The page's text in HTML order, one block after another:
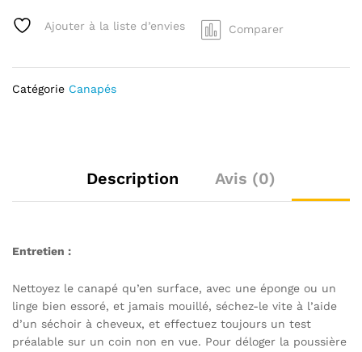
Ajouter à la liste d’envies Comparer
Catégorie Canapés
Description Avis (0)
Entretien :
Nettoyez le canapé qu’en surface, avec une éponge ou un
linge bien essoré, et jamais mouillé, séchez-le vite à l’aide
d’un séchoir à cheveux, et effectuez toujours un test
préalable sur un coin non en vue. Pour déloger la poussière